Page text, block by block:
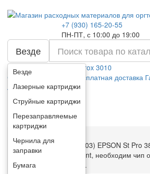
+7 (930) 165-20-55
ПН-ПТ, с 10:00 до 19:00
Везде
Везде
Лазерные картриджи
Струйные картриджи
Перезаправляемые
картриджи
Чернила для
заправки
Бумага
Например:
картридж xerox 3010
О компании
Бесплатная доставка
Акции
Каталог
Картридж для (T5803) EPSON St Pro
Magenta (84ml, Pigment, необходим чип
картриджа) MyInk SAL